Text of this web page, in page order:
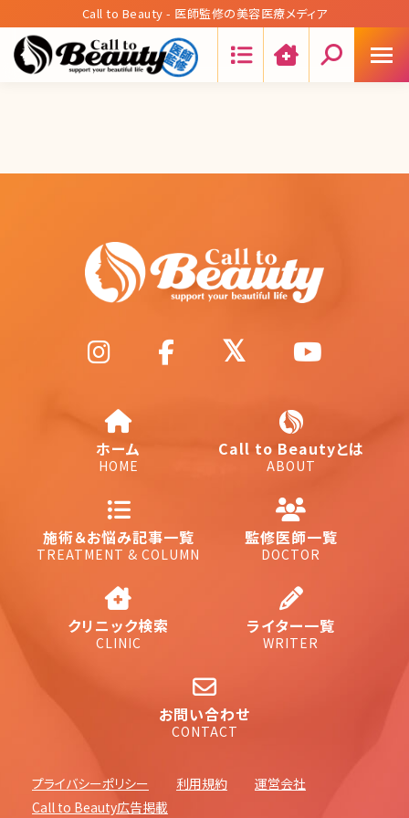
Call to Beauty - 医師監修の美容医療メディア
ホーム
HOME
Call to Beautyとは
ABOUT
施術＆お悩み記事一覧
TREATMENT & COLUMN
監修医師一覧
DOCTOR
クリニック検索
CLINIC
ライター一覧
WRITER
お問い合わせ
CONTACT
プライバシーポリシー 利用規約
運営会社
Call to Beauty広告掲載